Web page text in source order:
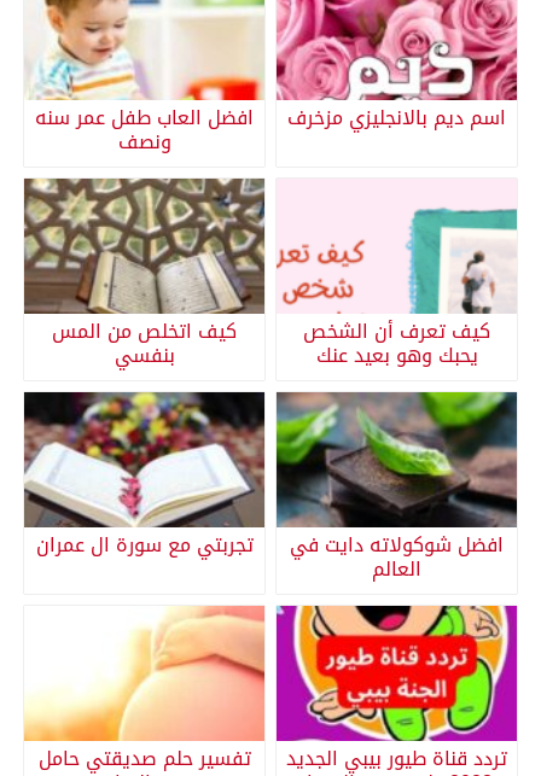
اسم ديم بالانجليزي مزخرف افضل العاب طفل عمر سنه
ونصف
كيف تعرف أن الشخص
يحبك وهو بعيد عنك
كيف اتخلص من المس
بنفسي
افضل شوكولاته دايت في
العالم
تجربتي مع سورة ال عمران
تردد قناة طيور بيبي الجديد تفسير حلم صديقتي حامل